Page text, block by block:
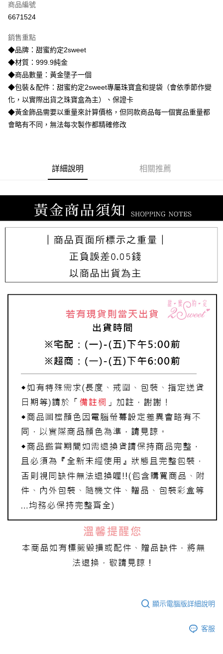
信用卡分期付款
合作金庫商業銀行
華南商業銀行
上海商業儲蓄銀行
國泰世華商業銀行
臺灣中小企業銀行
台中商業銀行
匯豐（台灣）商業銀行
華泰商業銀行
聯邦商業銀行
遠東國際商業銀行
元大商業銀行
永豐商業銀行
玉山商業銀行
星展（台灣）商業銀行
6 期 0 利率 每期
華南商業銀行
上海商業儲蓄銀行
國泰世華商業銀行
兆豐國際商業銀行
臺灣中小企業銀行
台中商業銀行
匯豐（台灣）商業銀行
華泰商業銀行
聯邦商業銀行
遠東國際商業銀行
元大商業銀行
永豐商業銀行
LINE Pay
Apple Pay
街口支付
悠遊付
離島宅配
每筆NT$220，滿NT$3,000(含以上)免運費
商品編號
6671524
銷售重點
◆品牌：甜蜜約定2sweet
◆材質：999.9純金
◆商品數量：黃金墬子一個
◆包裝＆配件：甜蜜約定2sweet專屬珠寶盒和提袋（會依季節作變
化，以實際出貨之珠寶盒為主）、保證卡
◆黃金飾品需要以重量來計算價格，但同款商品每一個實品重量都
會略有不同，無法每次製作都精確修改
詳細說明 相關推薦
顯示電腦版詳細說明
客服